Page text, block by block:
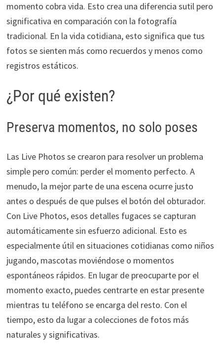
momento cobra vida. Esto crea una diferencia sutil pero
significativa en comparación con la fotografía
tradicional. En la vida cotidiana, esto significa que tus
fotos se sienten más como recuerdos y menos como
registros estáticos.
¿Por qué existen?
Preserva momentos, no solo poses
Las Live Photos se crearon para resolver un problema
simple pero común: perder el momento perfecto. A
menudo, la mejor parte de una escena ocurre justo
antes o después de que pulses el botón del obturador.
Con Live Photos, esos detalles fugaces se capturan
automáticamente sin esfuerzo adicional. Esto es
especialmente útil en situaciones cotidianas como niños
jugando, mascotas moviéndose o momentos
espontáneos rápidos. En lugar de preocuparte por el
momento exacto, puedes centrarte en estar presente
mientras tu teléfono se encarga del resto. Con el
tiempo, esto da lugar a colecciones de fotos más
naturales y significativas.